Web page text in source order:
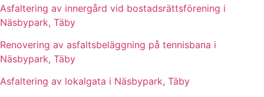
Asfaltering av innergård vid bostadsrättsförening i
Näsbypark, Täby
Renovering av asfaltsbeläggning på tennisbana i
Näsbypark, Täby
Asfaltering av lokalgata i Näsbypark, Täby